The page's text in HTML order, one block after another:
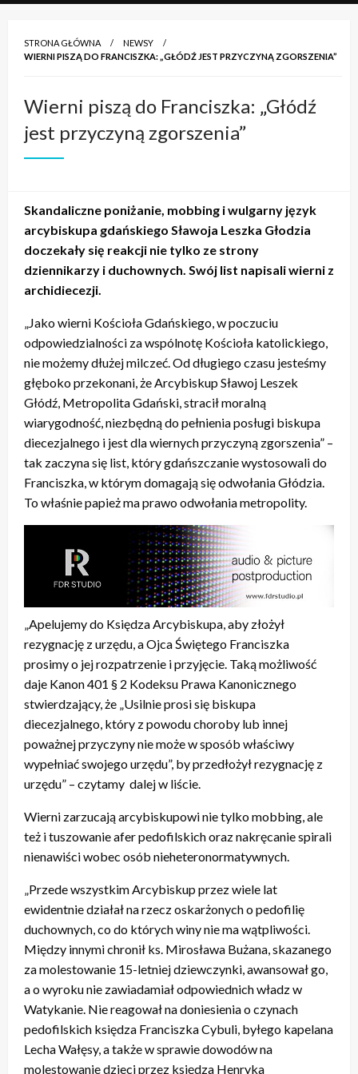
STRONA GŁÓWNA
NEWSY
WIERNI PISZĄ DO FRANCISZKA: „GŁÓDŹ JEST PRZYCZYNĄ ZGORSZENIA”
Wierni piszą do Franciszka: „Głódź
jest przyczyną zgorszenia”
Skandaliczne poniżanie, mobbing i wulgarny język
arcybiskupa gdańskiego Sławoja Leszka Głodzia
doczekały się reakcji nie tylko ze strony
dziennikarzy i duchownych. Swój list napisali wierni z
archidiecezji.
„Jako wierni Kościoła Gdańskiego, w poczuciu
odpowiedzialności za wspólnotę Kościoła katolickiego,
nie możemy dłużej milczeć. Od długiego czasu jesteśmy
głęboko przekonani, że Arcybiskup Sławoj Leszek
Głódź, Metropolita Gdański, stracił moralną
wiarygodność, niezbędną do pełnienia posługi biskupa
diecezjalnego i jest dla wiernych przyczyną zgorszenia” –
tak zaczyna się list, który gdańszczanie wystosowali do
Franciszka, w którym domagają się odwołania Głódzia.
To właśnie papież ma prawo odwołania metropolity.
„Apelujemy do Księdza Arcybiskupa, aby złożył
rezygnację z urzędu, a Ojca Świętego Franciszka
prosimy o jej rozpatrzenie i przyjęcie. Taką możliwość
daje Kanon 401 § 2 Kodeksu Prawa Kanonicznego
stwierdzający, że „Usilnie prosi się biskupa
diecezjalnego, który z powodu choroby lub innej
poważnej przyczyny nie może w sposób właściwy
wypełniać swojego urzędu”, by przedłożył rezygnację z
urzędu” – czytamy dalej w liście.
Wierni zarzucają arcybiskupowi nie tylko mobbing, ale
też i tuszowanie afer pedofilskich oraz nakręcanie spirali
nienawiści wobec osób nieheteronormatywnych.
„Przede wszystkim Arcybiskup przez wiele lat
ewidentnie działał na rzecz oskarżonych o pedofilię
duchownych, co do których winy nie ma wątpliwości.
Między innymi chronił ks. Mirosława Bużana, skazanego
za molestowanie 15-letniej dziewczynki, awansował go,
a o wyroku nie zawiadamiał odpowiednich władz w
Watykanie. Nie reagował na doniesienia o czynach
pedofilskich księdza Franciszka Cybuli, byłego kapelana
Lecha Wałęsy, a także w sprawie dowodów na
molestowanie dzieci przez księdza Henryka